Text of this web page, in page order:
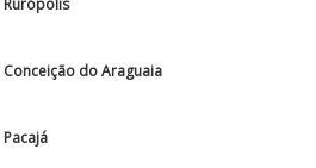
Rurópolis
do Araguaia